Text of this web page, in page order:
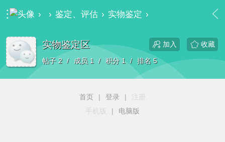
› › 鉴定、评估 › 实物鉴定 ›
实物鉴定区 收藏
加入
帖子 2 / 成员 1 / 积分 1 / 排名 5
首页 | 登录 |
手机版
| 电脑版